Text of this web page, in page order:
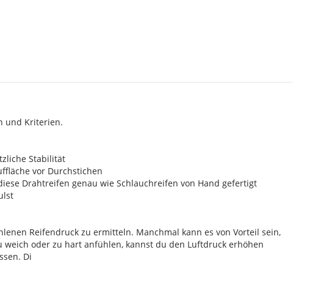
und Kriterien.
Stabilität
vor Durchstichen
Drahtreifen genau wie Schlauchreifen von Hand gefertigt
Reifendruck zu ermitteln. Manchmal kann es von Vorteil sein,
oder zu hart anfühlen, kannst du den Luftdruck erhöhen
Di